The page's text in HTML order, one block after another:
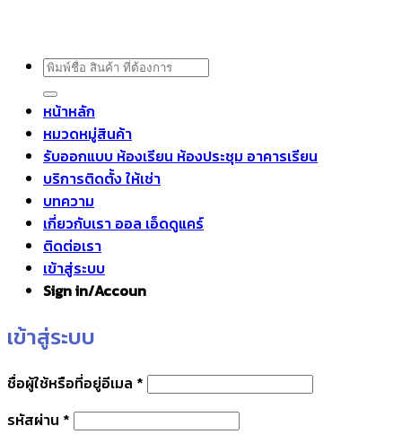
ค้นหา:
หน้าหลัก
หมวดหมู่สินค้า
รับออกแบบ ห้องเรียน ห้องประชุม อาคารเรียน
บริการติดตั้ง ให้เช่า
บทความ
เกี่ยวกับเรา ออล เอ็ดดูแคร์
ติดต่อเรา
เข้าสู่ระบบ
Sign in/Accoun
เข้าสู่ระบบ
ชื่อผู้ใช้หรือที่อยู่อีเมล * ต้องการ
รหัสผ่าน * ต้องการ